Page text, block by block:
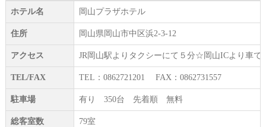
ホテル名 岡山プラザホテル
住所 岡山県岡山市中区浜2-3-12
アクセス JR岡山駅よりタクシーにて５分☆岡山ICより車
TEL/FAX TEL：0862721201 FAX：0862731557
駐車場 有り 350台 先着順 無料
総客室数 79室